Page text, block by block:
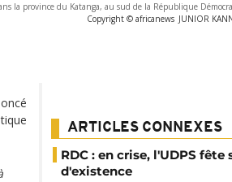
la province du Katanga, au sud de la République
Copyright © africanews JUNIOR
ARTICLES CONNEXES
RDC : en crise, l'UDPS fête
d'existence